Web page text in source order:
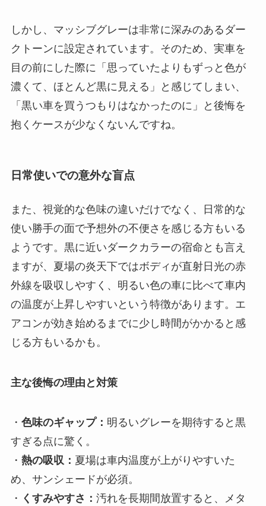
しかし、マッシブグレーは非常に深みのあるダー
クトーンに設定されています。そのため、実車を
目の前にした際に「思っていたよりもずっと色が
濃くて、ほとんど黒に見える」と感じてしまい、
「黒い車を買うつもりはなかったのに」と後悔を
抱くケースが少なくないんですね。
日常使いでの意外な盲点
また、視覚的な色味の違いだけでなく、日常的な
使い勝手の面で予想外の不便さを感じる方もいる
ようです。黒に近いダークカラーの宿命とも言え
ますが、夏場の炎天下ではボディが直射日光の赤
外線を吸収しやすく、明るい色の車に比べて車内
の温度が上昇しやすいという特徴があります。エ
アコンが効き始めるまでに少し時間がかかると感
じる方もいるかも。
主な後悔の理由と対策
・ 色味のギャップ： 明るいグレーを期待すると黒
すぎる点に驚く。
・ 熱の吸収： 夏場は車内温度が上がりやすいた
め、サンシェードが必須。
・ くすみやすさ： 汚れを長期間放置すると、メタ